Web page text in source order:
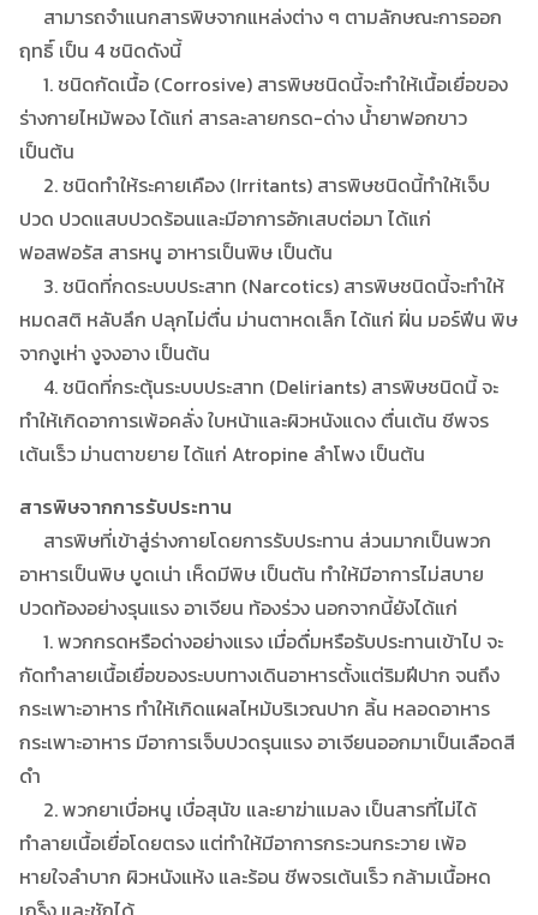
สามารถจำแนกสารพิษจากแหล่งต่าง ๆ ตามลักษณะการออก
ฤทธิ์ เป็น 4 ชนิดดังนี้
1. ชนิดกัดเนื้อ (Corrosive) สารพิษชนิดนี้จะทำให้เนื้อเยื่อของ
ร่างกายไหม้พอง ได้แก่ สารละลายกรด-ด่าง น้ำยาฟอกขาว
เป็นต้น
2. ชนิดทำให้ระคายเคือง (Irritants) สารพิษชนิดนี้ทำให้เจ็บ
ปวด ปวดแสบปวดร้อนและมีอาการอักเสบต่อมา ได้แก่
ฟอสฟอรัส สารหนู อาหารเป็นพิษ เป็นต้น
3. ชนิดที่กดระบบประสาท (Narcotics) สารพิษชนิดนี้จะทำให้
หมดสติ หลับลึก ปลุกไม่ตื่น ม่านตาหดเล็ก ได้แก่ ฝิ่น มอร์ฟีน พิษ
จากงูเห่า งูจงอาง เป็นต้น
4. ชนิดที่กระตุ้นระบบประสาท (Deliriants) สารพิษชนิดนี้ จะ
ทำให้เกิดอาการเพ้อคลั่ง ใบหน้าและผิวหนังแดง ตื่นเต้น ชีพจร
เต้นเร็ว ม่านตาขยาย ได้แก่ Atropine ลำโพง เป็นต้น
สารพิษจากการรับประทาน
สารพิษที่เข้าสู่ร่างกายโดยการรับประทาน ส่วนมากเป็นพวก
อาหารเป็นพิษ บูดเน่า เห็ดมีพิษ เป็นตัน ทำให้มีอาการไม่สบาย
ปวดท้องอย่างรุนแรง อาเจียน ท้องร่วง นอกจากนี้ยังได้แก่
1. พวกกรดหรือด่างอย่างแรง เมื่อดื่มหรือรับประทานเข้าไป จะ
กัดทำลายเนื้อเยื่อของระบบทางเดินอาหารตั้งแต่ริมฝีปาก จนถึง
กระเพาะอาหาร ทำให้เกิดแผลไหม้บริเวณปาก ลิ้น หลอดอาหาร
กระเพาะอาหาร มีอาการเจ็บปวดรุนแรง อาเจียนออกมาเป็นเลือดสี
ดำ
2. พวกยาเบื่อหนู เบื่อสุนัข และยาฆ่าแมลง เป็นสารที่ไม่ได้
ทำลายเนื้อเยื่อโดยตรง แต่ทำให้มีอาการกระวนกระวาย เพ้อ
หายใจลำบาก ผิวหนังแห้ง และร้อน ชีพจรเต้นเร็ว กล้ามเนื้อหด